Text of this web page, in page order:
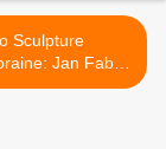
Sculpture
Jan Fabre
"Gisants" >